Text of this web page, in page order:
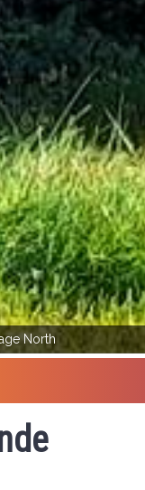
North